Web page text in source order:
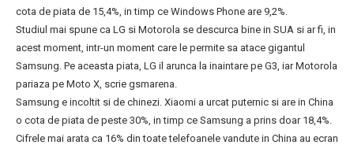
cota de piata de 15,4%, in timp ce Windows Phone are 9,2%.
Studiul mai spune ca LG si Motorola se descurca bine in SUA si ar fi, in
acest moment, intr-un moment care le permite sa atace gigantul
Samsung. Pe aceasta piata, LG il arunca la inaintare pe G3, iar Motorola
pariaza pe Moto X, scrie gsmarena.
Samsung e incoltit si de chinezi. Xiaomi a urcat puternic si are in China
o cota de piata de peste 30%, in timp ce Samsung a prins doar 18,4%.
Cifrele mai arata ca 16% din toate telefoanele vandute in China au ecran